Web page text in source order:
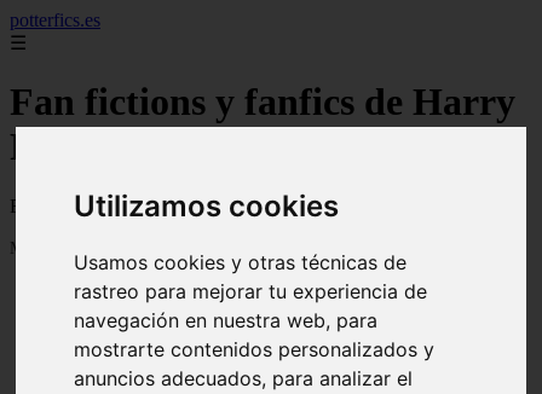
Utilizamos cookies
Usamos cookies y otras técnicas de
rastreo para mejorar tu experiencia de
navegación en nuestra web, para
mostrarte contenidos personalizados y
anuncios adecuados, para analizar el
potterfics.es
☰
Fan fictions y fanfics de Harry
Potter en Español
Fan fictions y fanfics de Harry Potter en Español
Mostrando 1 - 24 de 3915 artículos